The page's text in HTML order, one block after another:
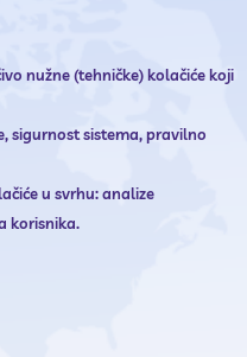
nužne (tehničke) kolačiće koji
sigurnost sistema,pravilno
u svrhu:analize
korisnika.